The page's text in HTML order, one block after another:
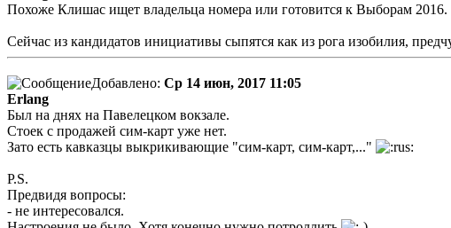
Похоже Клишас ищет владельца номера или готовится к Выборам 2016.
Сейчас из кандидатов инициативы сыпятся как из рога изобилия,
Добавлено: Ср 14 июн, 2017 11:05
Erlang
Был на днях на Павелецком вокзале.
Стоек с продажей сим-карт уже нет.
Зато есть кавказцы выкрикивающие "сим-карт, сим-карт,..."
P.S.
Предвидя вопросы:
- не интересовался.